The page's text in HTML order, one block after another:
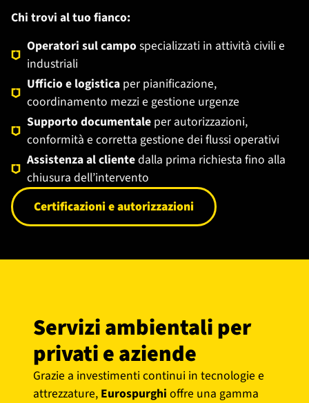
Chi trovi al tuo fianco:
Operatori sul campo specializzati in attività civili e
industriali
Ufficio e logisticaper pianificazione,
coordinamento mezzi e gestione urgenze
Supporto documentaleper autorizzazioni,
conformità e corretta gestione dei flussi operativi
Assistenza al clientedalla prima richiesta fino alla
chiusura dell’intervento
Certificazioni e autorizzazioni
Servizi ambientali per
privati e aziende
Grazie a investimenti continui in tecnologie e
attrezzature, Eurospurghi offre una gamma